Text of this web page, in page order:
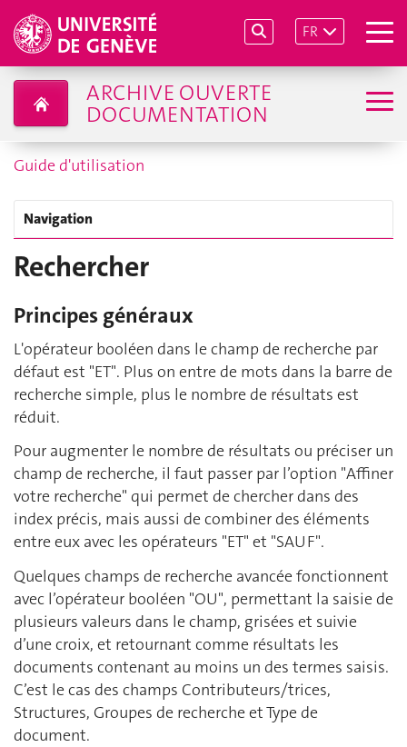
FR
ARCHIVE OUVERTE
DOCUMENTATION
Guide d'utilisation
Navigation
Rechercher
Principes généraux
L'opérateur booléen dans le champ de recherche par
défaut est "ET". Plus on entre de mots dans la barre de
recherche simple, plus le nombre de résultats est
réduit.
Pour augmenter le nombre de résultats ou préciser un
champ de recherche, il faut passer par l’option "Affiner
votre recherche" qui permet de chercher dans des
index précis, mais aussi de combiner des éléments
entre eux avec les opérateurs "ET" et "SAUF".
Quelques champs de recherche avancée fonctionnent
avec l’opérateur booléen "OU", permettant la saisie de
plusieurs valeurs dans le champ, grisées et suivie
d’une croix, et retournant comme résultats les
documents contenant au moins un des termes saisis.
C’est le cas des champs Contributeurs/trices,
Structures, Groupes de recherche et Type de
document.